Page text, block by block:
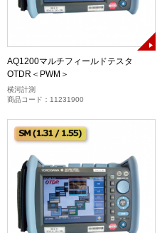
AQ1200マルチフィールドテスタ
OTDR＜PWM＞
横河計測
商品コード：11231900